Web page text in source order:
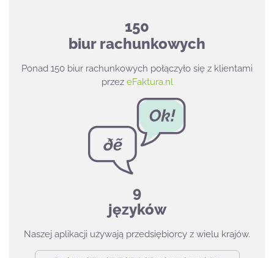
150
biur rachunkowych
Ponad 150 biur rachunkowych połączyło się z klientami
przez eFaktura.nl
9
języków
Naszej aplikacji używają przedsiębiorcy z wielu krajów.